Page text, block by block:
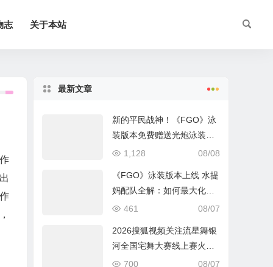
志 关于本站
最新文章
新的平民战神！《FGO》泳
装版本免费赠送光炮泳装呼
延灼解析
08/08
1,128
《FGO》泳装版本上线 水提
妈配队全解：如何最大化暴
击收益？
08/07
461
2026搜狐视频关注流星舞银
河全国宅舞大赛线上赛火热
进行中
08/07
700